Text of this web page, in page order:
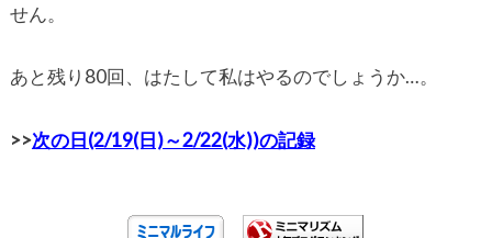
せん。
あと残り80回、はたして私はやるのでしょうか…。
>>次の日(2/19(日)～2/22(水))の記録